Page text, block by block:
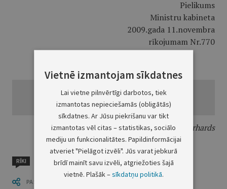
Pielikums
Ministru kabineta
2009.gada 11.novembra
rīkojumam Nr.770
Satiksmes ministrs K.Gerhards
RĪKI
PASTĀSTI CITIEM
Vietnē izmantojam sīkdatnes
Lai vietne pilnvērtīgi darbotos, tiek
izmantotas nepieciešamās (obligātās)
sīkdatnes. Ar Jūsu piekrišanu var tikt
izmantotas vēl citas – statistikas, sociālo
mediju un funkcionalitātes. Papildinformācijai
atveriet "Pielāgot izvēli". Jūs varat jebkurā
brīdī mainīt savu izvēli, atgriežoties šajā
vietnē. Plašāk –sīkdatņu politikā.